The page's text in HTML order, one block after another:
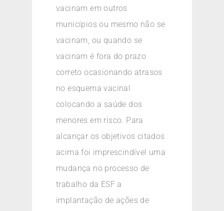
vacinam em outros
municípios ou mesmo não se
vacinam, ou quando se
vacinam é fora do prazo
correto ocasionando atrasos
no esquema vacinal
colocando a saúde dos
menores em risco. Para
alcançar os objetivos citados
acima foi imprescindível uma
mudança no processo de
trabalho da ESF a
implantação de ações de